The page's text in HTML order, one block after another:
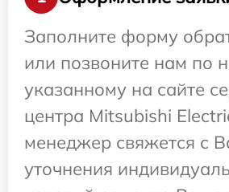
Заполните форму
или позвоните нам по
указанному на сайте
центра Mitsubishi
менеджер свяжется с
уточнения